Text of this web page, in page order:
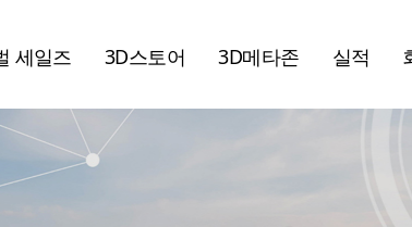
세일즈 3D스토어 3D메타존 실적